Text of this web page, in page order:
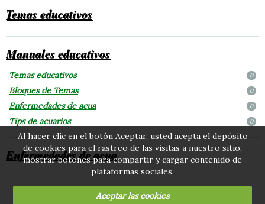
Temas educativos
Manuales educativos
Temas educativos 0
Bloques de Temas 0
Enfermedades de acua 0
Tips de acuarios 0
Enfermedades de acua
Al hacer clic en el botón Aceptar, usted acepta el depósito
de cookies para el rastreo de las visitas a nuestro sitio,
mostrar botones para compartir y cargar contenido de
plataformas sociales.
Aceptar las cookies